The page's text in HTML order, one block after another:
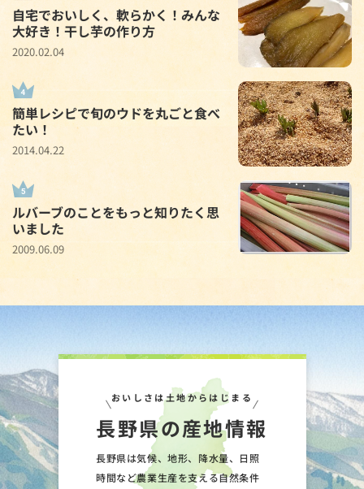
自宅でおいしく、軟らかく！みんな
大好き！干し芋の作り方
2020.02.04
簡単レシピで旬のウドを丸ごと食べ
たい！
2014.04.22
ルバーブのことをもっと知りたく思
いました
2009.06.09
おいしさは土地からはじまる
長野県の産地情報
長野県は気候、地形、降水量、日照
時間など農業生産を支える自然条件